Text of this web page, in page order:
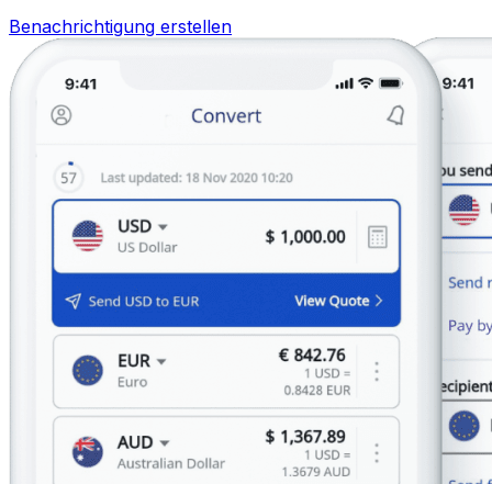
Benachrichtigung erstellen